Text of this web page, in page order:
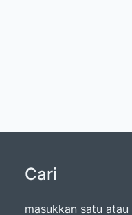
Cari
masukkan satu